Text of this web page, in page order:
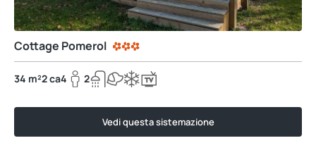
Cottage Pomerol
34 m²2 ca4 2
Vedi questa sistemazione